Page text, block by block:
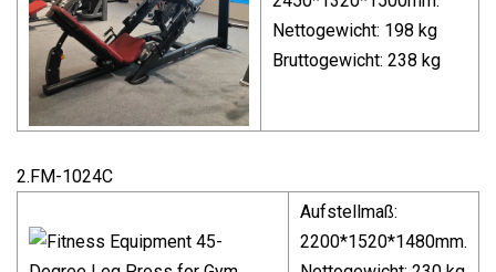
Nettogewicht: 198 kg
Bruttogewicht: 238 kg
2.FM-1024C
Aufstellmaß:
2200*1520*1480mm.